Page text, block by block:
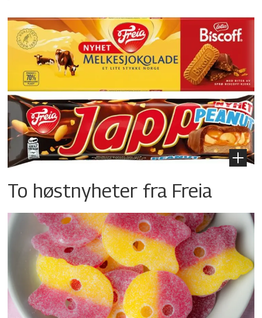
To høstnyheter fra Freia